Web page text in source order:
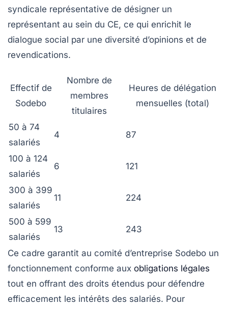
syndicale représentative de désigner un
représentant au sein du CE, ce qui enrichit le
dialogue social par une diversité d’opinions et de
revendications.
Effectif de
Sodebo
Nombre de
membres
titulaires
Heures de délégation
mensuelles (total)
50 à 74
salariés
4 87
100 à 124
salariés
6 121
300 à 399
salariés
11 224
500 à 599
salariés
13 243
Ce cadre garantit au comité d’entreprise Sodebo un
fonctionnement conforme aux obligations légales
tout en offrant des droits étendus pour défendre
efficacement les intérêts des salariés. Pour